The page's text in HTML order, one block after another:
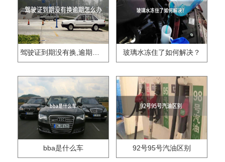
驾驶证到期没有换,逾期怎么办?? 玻璃水冻住了如何解决？
bba是什么车 92号95号汽油区别